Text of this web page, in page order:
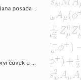
posada ...
čovek u ...